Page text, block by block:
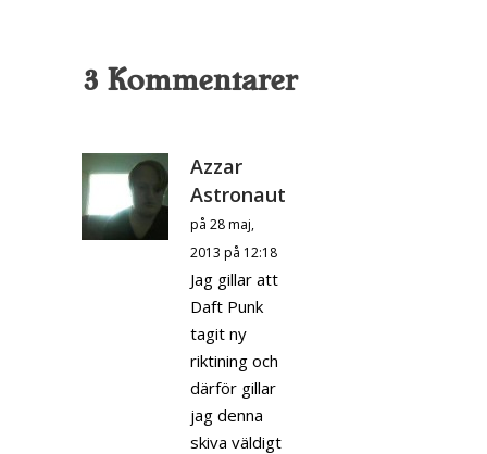
3 Kommentarer
Azzar
Astronaut
på 28 maj,
2013 på 12:18
Jag gillar att
Daft Punk
tagit ny
riktining och
därför gillar
jag denna
skiva väldigt